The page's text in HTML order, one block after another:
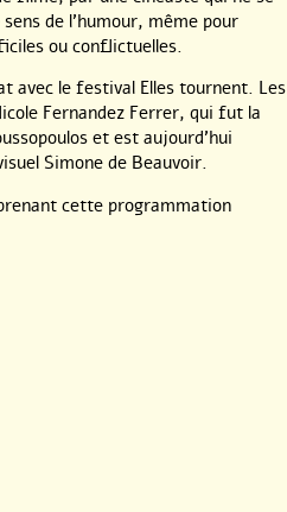
de l’humour, même pour
ou conflictuelles.
avec le festival Elles tournent. Les
Fernandez Ferrer, qui fut la
et est aujourd’hui
Simone de Beauvoir.
cette programmation